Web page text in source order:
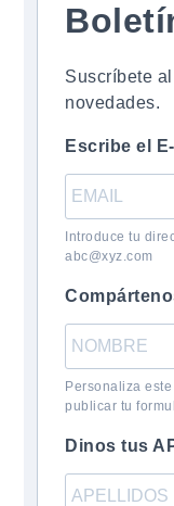
Suscríbete
novedades.
Escribe el
Introduce tu
abc@xyz.com
Personaliza
publicar tu
Dinos tus